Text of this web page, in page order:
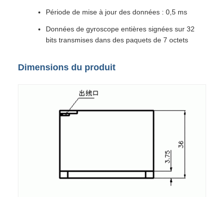
Période de mise à jour des données : 0,5 ms
Données de gyroscope entières signées sur 32
bits transmises dans des paquets de 7 octets
Dimensions du produit